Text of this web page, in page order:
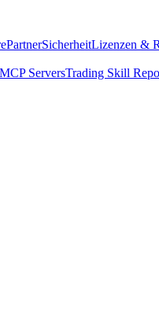
PartnerSicherheitLizenzen &
MCP ServersTrading Skill Repo